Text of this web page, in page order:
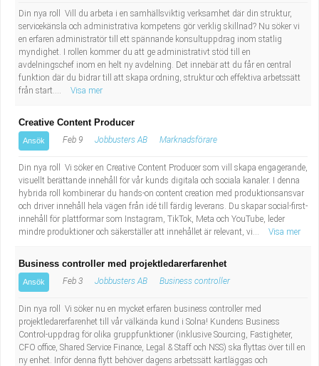
Din nya roll Vill du arbeta i en samhällsviktig verksamhet där din struktur,
servicekänsla och administrativa kompetens gör verklig skillnad? Nu söker vi
en erfaren administratör till ett spännande konsultuppdrag inom statlig
myndighet. I rollen kommer du att ge administrativt stöd till en
avdelningschef inom en helt ny avdelning. Det innebär att du får en central
funktion där du bidrar till att skapa ordning, struktur och effektiva arbetssätt
från start....
Visa mer
Creative Content Producer
Ansök Feb 9 Jobbusters AB Marknadsförare
Din nya roll Vi söker en Creative Content Producer som vill skapa engagerande,
visuellt berättande innehåll för vår kunds digitala och sociala kanaler. I denna
hybrida roll kombinerar du hands-on content creation med produktionsansvar
och driver innehåll hela vägen från idé till färdig leverans. Du skapar social-first-
innehåll för plattformar som Instagram, TikTok, Meta och YouTube, leder
mindre produktioner och säkerställer att innehållet är relevant, vi...
Visa mer
Business controller med projektledarerfarenhet
Ansök Feb 3 Jobbusters AB Business controller
Din nya roll Vi söker nu en mycket erfaren business controller med
projektledarerfarenhet till vår välkända kund i Solna! Kundens Business
Control-uppdrag för olika gruppfunktioner (inklusive Sourcing, Fastigheter,
CFO office, Shared Service Finance, Legal & Staff och NSS) ska flyttas över till en
ny enhet. Inför denna flytt behöver dagens arbetssätt kartläggas och